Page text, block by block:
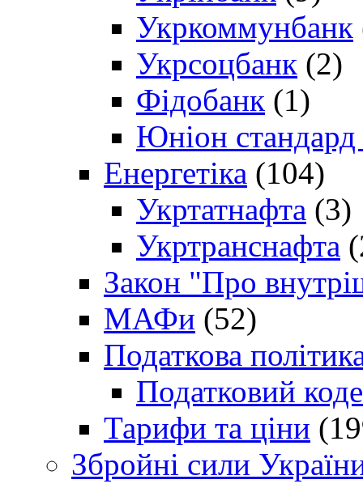
Укркоммунбанк
Укрсоцбанк (2)
Фідобанк (1)
Юніон стандард
Енергетіка (104)
Укртатнафта (3)
Укртранснафта
Закон "Про
МАФи (52)
Податкова
Податковий
Тарифи та ціни
Збройні сили